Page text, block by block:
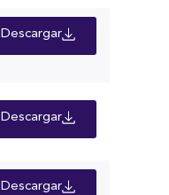
Descargar
Descargar
Descargar